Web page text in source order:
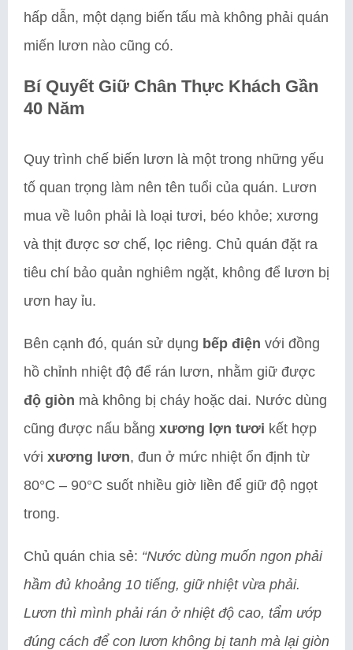
hấp dẫn, một dạng biến tấu mà không phải quán
miến lươn nào cũng có.
Bí Quyết Giữ Chân Thực Khách Gần
40 Năm
Quy trình chế biến lươn là một trong những yếu
tố quan trọng làm nên tên tuổi của quán. Lươn
mua về luôn phải là loại tươi, béo khỏe; xương
và thịt được sơ chế, lọc riêng. Chủ quán đặt ra
tiêu chí bảo quản nghiêm ngặt, không để lươn bị
ươn hay ỉu.
Bên cạnh đó, quán sử dụng bếp điện với đồng
hồ chỉnh nhiệt độ để rán lươn, nhằm giữ được
độ giòn mà không bị cháy hoặc dai. Nước dùng
cũng được nấu bằng xương lợn tươi kết hợp
với xương lươn, đun ở mức nhiệt ổn định từ
80°C – 90°C suốt nhiều giờ liền để giữ độ ngọt
trong.
Chủ quán chia sẻ: “Nước dùng muốn ngon phải
hầm đủ khoảng 10 tiếng, giữ nhiệt vừa phải.
Lươn thì mình phải rán ở nhiệt độ cao, tẩm ướp
đúng cách để con lươn không bị tanh mà lại giòn